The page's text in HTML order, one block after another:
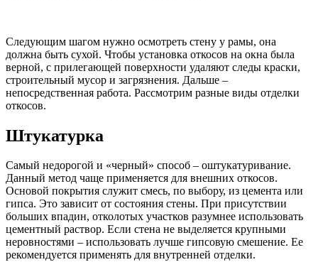
Следующим шагом нужно осмотреть стену у рамы, она
должна быть сухой. Чтобы установка откосов на окна была
верной, с прилегающей поверхности удаляют следы краски,
строительный мусор и загрязнения. Дальше –
непосредственная работа. Рассмотрим разные виды отделки
откосов.
Штукатурка
Самый недорогой и «черный» способ – оштукатуривание.
Данный метод чаще применяется для внешних откосов.
Основой покрытия служит смесь, по выбору, из цемента или
гипса. Это зависит от состояния стены. При присутствии
больших впадин, отколотых участков разумнее использовать
цементный раствор. Если стена не выделяется крупными
неровностями – использовать лучше гипсовую смешение. Ее
рекомендуется применять для внутренней отделки.